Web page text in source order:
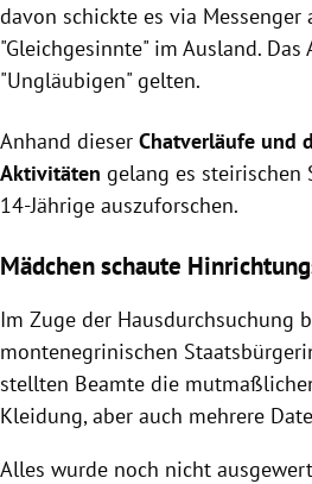
davon schickte es via Messenger
"Gleichgesinnte" im Ausland.
"Ungläubigen" gelten.
Anhand dieser Chatverläufe und
Aktivitäten gelang es steirischen
14-Jährige auszuforschen.
Mädchen schaute
Im Zuge der Hausdurchsuchung
montenegrinischen
stellten Beamte die
Kleidung, aber auch mehrere
Alles wurde noch nicht